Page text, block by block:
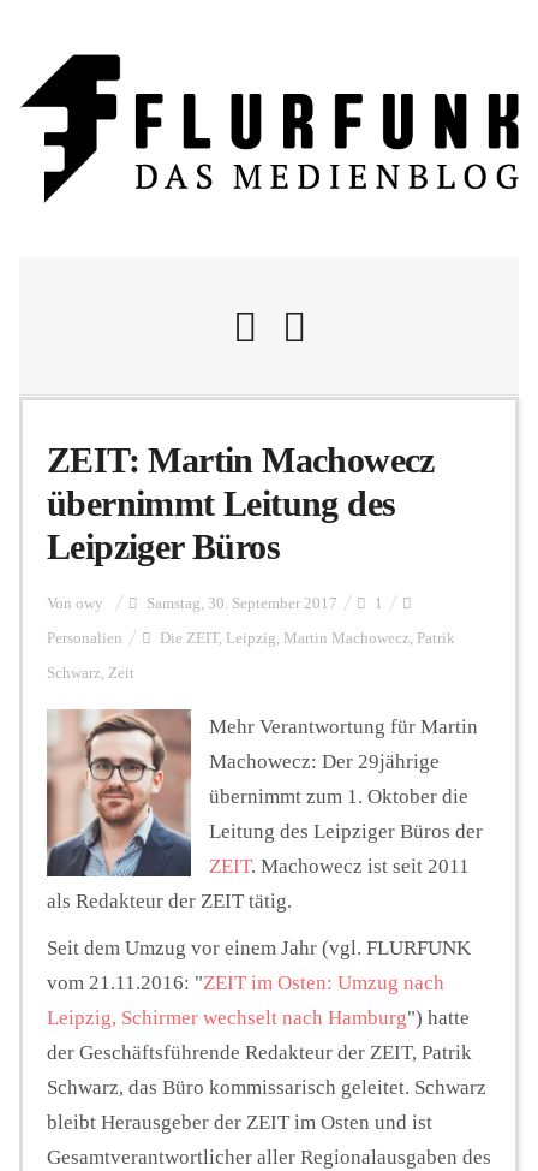
Nachrichten
Flurschelte
Personalien
FUNKTURM-Beiträge
Podcast
Seminare
Unterstützen
ZEIT: Martin Machowecz
übernimmt Leitung des
Leipziger Büros
Von owy Samstag, 30. September 2017 1
Personalien Die ZEIT, Leipzig, Martin Machowecz, Patrik
Schwarz, Zeit
Mehr Verantwortung für Martin
Machowecz: Der 29jährige
übernimmt zum 1. Oktober die
Leitung des Leipziger Büros der
ZEIT. Machowecz ist seit 2011
als Redakteur der ZEIT tätig.
Seit dem Umzug vor einem Jahr (vgl. FLURFUNK
vom 21.11.2016: "ZEIT im Osten: Umzug nach
Leipzig, Schirmer wechselt nach Hamburg") hatte
der Geschäftsführende Redakteur der ZEIT, Patrik
Schwarz, das Büro kommissarisch geleitet. Schwarz
bleibt Herausgeber der ZEIT im Osten und ist
Gesamtverantwortlicher aller Regionalausgaben des